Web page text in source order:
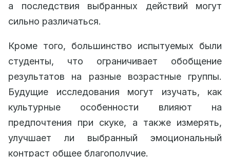
а последствия выбранных действий могут
сильно различаться.
Кроме того, большинство испытуемых были
студенты, что ограничивает обобщение
результатов на разные возрастные группы.
Будущие исследования могут изучать, как
культурные особенности влияют на
предпочтения при скуке, а также измерять,
улучшает ли выбранный эмоциональный
контраст общее благополучие.